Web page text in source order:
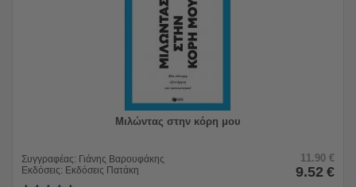
Μιλώντας στην κόρη μου
Συγγραφέας: Γιάνης Βαρουφάκης
Εκδόσεις: Εκδόσεις Πατάκη
11.90 €
9.52 €